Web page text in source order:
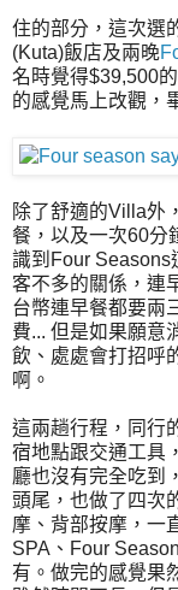
住的部分，這次選
(Kuta)飯店及兩晚
名時覺得$39,500
的感覺馬上改觀，
除了舒適的Villa外
餐，以及一次60分
識到Four Seasons
客不多的關係，連
台幣連早餐都要兩
費... 但是如果願意
飲、處處會打招呼
啊。
這兩趟行程，同行
宿地點跟交通工具
廳也沒有完全吃到
頭尾，也做了四次
摩、背部按摩，一
SPA、Four
有。做完的感覺果